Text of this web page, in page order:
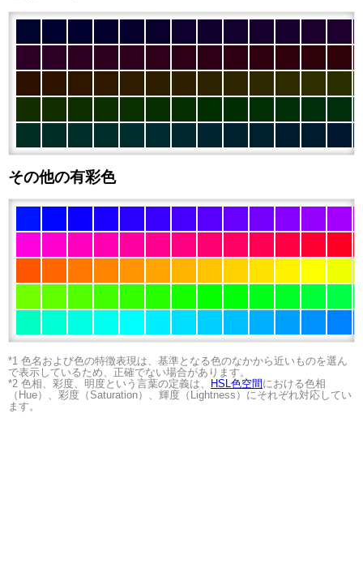
その他の有彩色
*1 色名および色の特徴表現は、基準となる色のなかから近いものを選ん
で表示しているため、正確でない場合があります。
*2 色相、彩度、明度という言葉の定義は、
HSL色空間 における色相
（Hue）、彩度（Saturation）、輝度（Lightness）にそれぞれ対応してい
ます。